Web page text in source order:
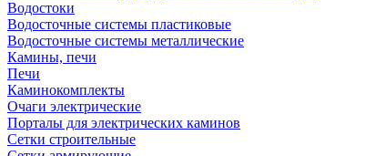
Водостоки
Водосточные системы пластиковые
Водосточные системы металлические
Камины, печи
Печи
Каминокомплекты
Очаги электрические
Порталы для электрических каминов
Сетки строительные